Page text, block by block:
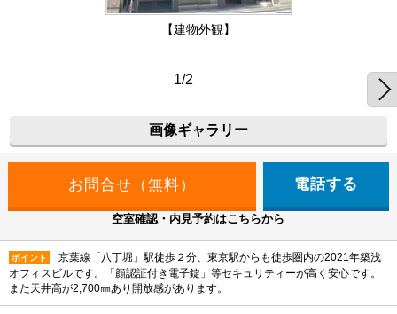
【建物外観】
1/2
画像ギャラリー
電話する
空室確認・内見予約はこちらから
ポイント
京葉線「八丁堀」駅徒歩２分、東京駅からも徒歩圏内の2021年築浅
オフィスビルです。「顔認証付き電子錠」等セキュリティーが高く安心です。
また天井高が2,700㎜あり開放感があります。